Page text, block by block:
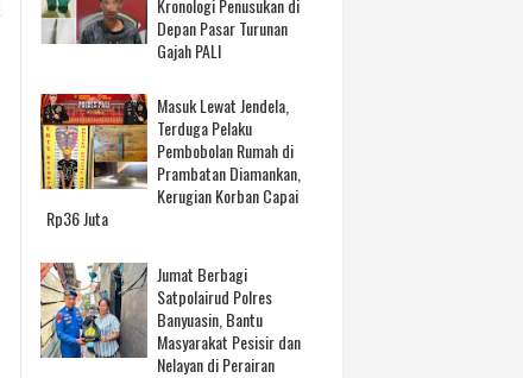
Kronologi Penusukan di
Depan Pasar Turunan
Gajah PALI
Masuk Lewat Jendela,
Terduga Pelaku
Pembobolan Rumah di
Prambatan Diamankan,
Kerugian Korban Capai
Rp36 Juta
Jumat Berbagi
Satpolairud Polres
Banyuasin, Bantu
Masyarakat Pesisir dan
Nelayan di Perairan